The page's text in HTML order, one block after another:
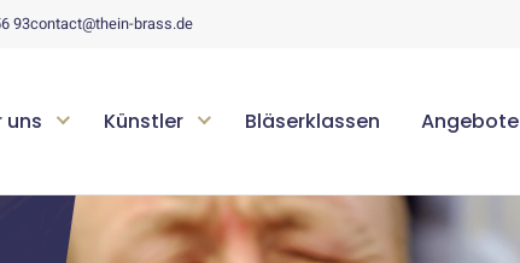
93contact@thein-brass.de
uns Künstler Bläserklassen Angebote